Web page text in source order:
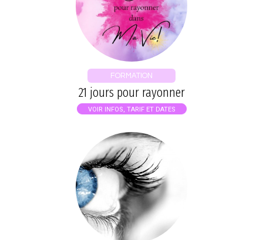
FORMATION
21 jours pour rayonner
VOIR INFOS, TARIF ET DATES